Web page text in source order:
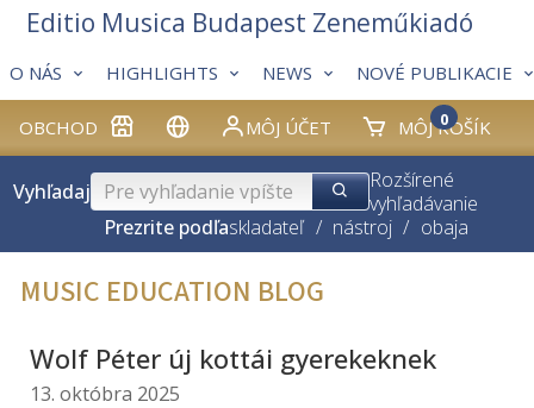
OBCHOD MÔJ ÚČET MÔJ KOŠÍK
0
O NÁS HIGHLIGHTS NEWS NOVÉ PUBLIKACIE
Editio Musica Budapest Zeneműkiadó
Vyhľadaj
Rozšírené
vyhľadávanie
Prezrite podľaskladateľ / nástroj / obaja
MUSIC EDUCATION BLOG
Wolf Péter új kottái gyerekeknek
13. októbra 2025